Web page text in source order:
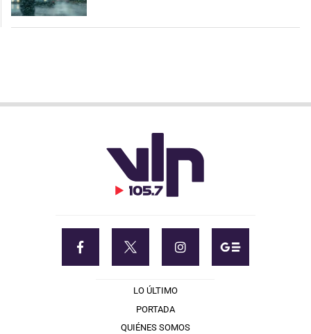
LO ÚLTIMO
PORTADA
QUIÉNES SOMOS